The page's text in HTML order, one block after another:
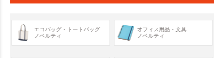
エコバッグ・トートバッグ
ノベルティ
オフィス用品・文具
ノベルティ